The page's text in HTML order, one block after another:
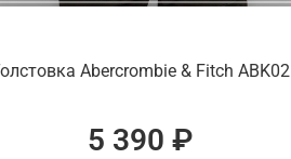
Abercrombie & Fitch ABK02
5 390 ₽